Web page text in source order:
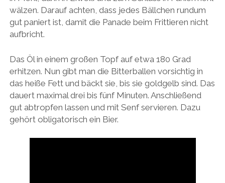
wälzen. Darauf achten, dass jedes Bällchen rundum
gut paniert ist, damit die Panade beim Frittieren nicht
aufbricht.
Das Öl in einem großen Topf auf etwa 180 Grad
erhitzen. Nun gibt man die Bitterballen vorsichtig in
das heiße Fett und bäckt sie, bis sie goldgelb sind. Das
dauert maximal drei bis fünf Minuten. Anschließend
gut abtropfen lassen und mit Senf servieren. Dazu
gehört obligatorisch ein Bier.